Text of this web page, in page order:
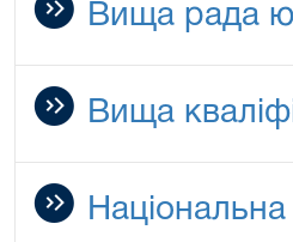
Вища рада
Вища